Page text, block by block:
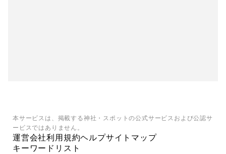
本サービスは、掲載する神社・スポットの公式サービスおよび公認サ
ービスではありません。
運営会社利用規約ヘルプサイトマップ
キーワードリスト